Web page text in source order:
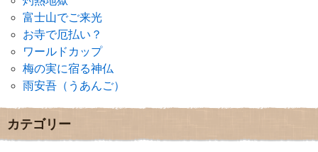
富士山でご来光
お寺で厄払い？
ワールドカップ
梅の実に宿る神仏
雨安吾（うあんご）
カテゴリー